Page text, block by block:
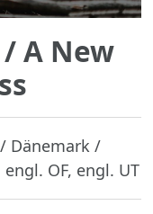
/ A New
Dänemark /
OF, engl. UT